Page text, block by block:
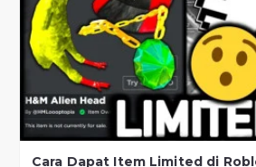
Cara Dapat Item Limited di